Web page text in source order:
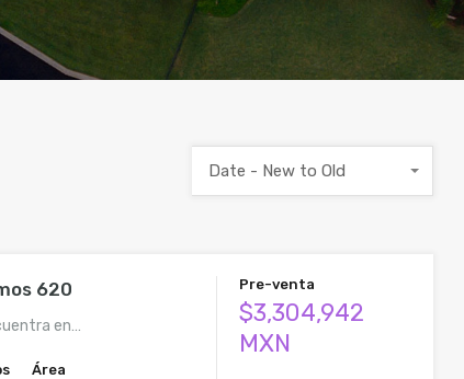
Date - New to Old
620
en…
Área
Pre-venta
$3,304,942
MXN